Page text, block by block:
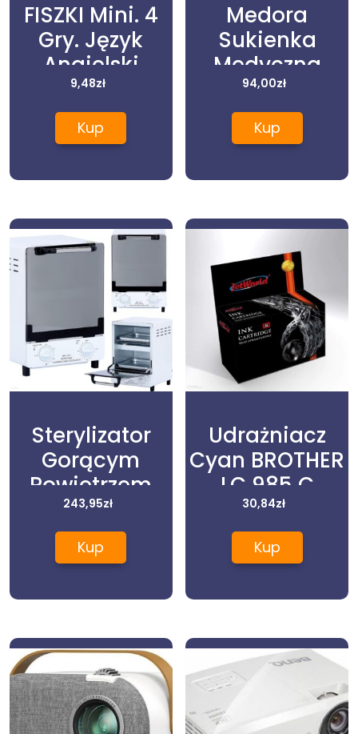
FISZKI Mini. 4
Gry. Język
Angielski
9,48zł
Kup
Medora
Sukienka
Medyczna
Krótki Rękaw
141B 8
94,00zł
Kup
Sterylizator
Gorącym
Powietrzem
1000W
Dezynfekcja
243,95zł
Kup
Udrażniacz
Cyan BROTHER
LC 985 C
zamiennik
LC985C
30,84zł
Kup